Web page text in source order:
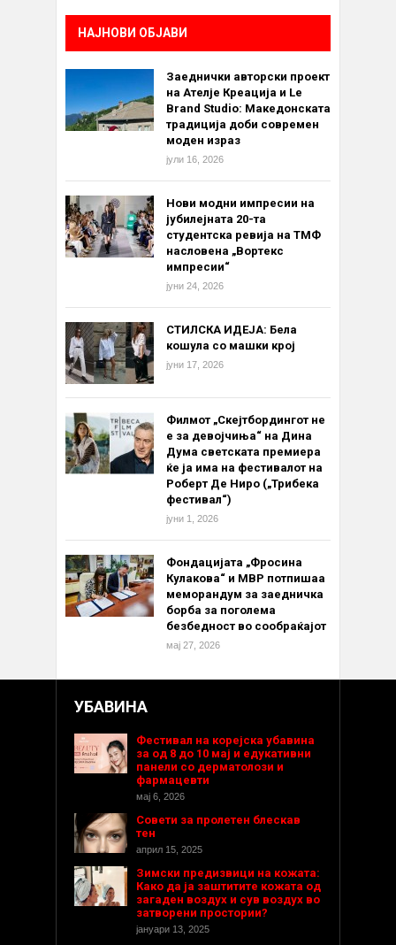
НАЈНОВИ ОБЈАВИ
Заеднички авторски проект
на Ателје Креација и Le
Brand Studio: Македонската
традиција доби современ
моден израз
јули 16, 2026
Нови модни импресии на
јубилејната 20-та
студентска ревија на ТМФ
насловена „Вортекс
импресии“
јуни 24, 2026
СТИЛСКА ИДЕЈА: Бела
кошула со машки крој
јуни 17, 2026
Филмот „Скејтбордингот не
е за девојчиња“ на Дина
Дума светската премиера
ќе ја има на фестивалот на
Роберт Де Ниро („Трибека
фестивал“)
јуни 1, 2026
Фондацијата „Фросина
Кулакова“ и МВР потпишаа
меморандум за заедничка
борба за поголема
безбедност во сообраќајот
мај 27, 2026
УБАВИНА
Фестивал на корејска убавина
за од 8 до 10 мај и едукативни
панели со дерматолози и
фармацевти
мај 6, 2026
Совети за пролетен блескав
тен
април 15, 2025
Зимски предизвици на кожата:
Како да ја заштитите кожата од
загаден воздух и сув воздух во
затворени простории?
јануари 13, 2025